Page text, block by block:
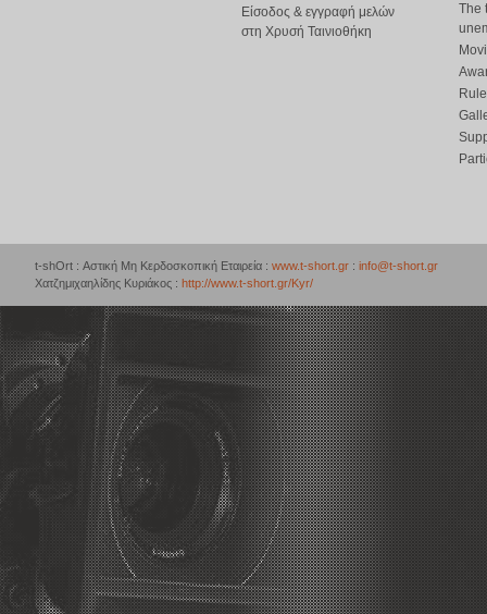
Είσοδος & εγγραφή μελών
στη Χρυσή Ταινιοθήκη
The
t-shOrt : Αστική Μη Κερδοσκοπική Εταιρεία : www.t-short.gr : info@t-short.gr
Χατζημιχαηλίδης Κυριάκος : http://www.t-short.gr/Kyr/